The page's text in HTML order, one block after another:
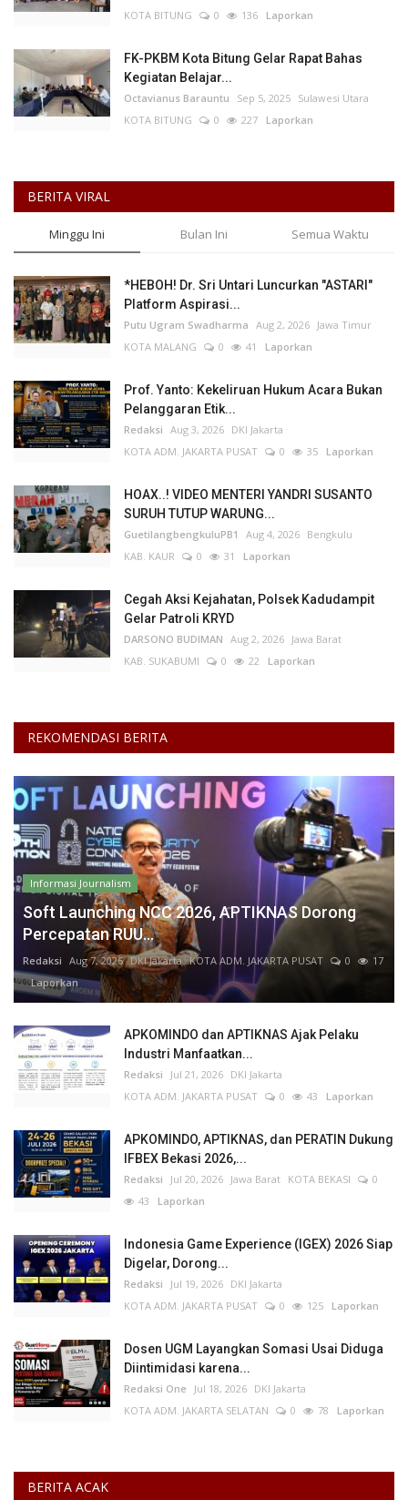
KOTA BITUNG
0 136 Laporkan
FK-PKBM Kota Bitung Gelar Rapat Bahas
Kegiatan Belajar...
Octavianus Barauntu Sep 5, 2025 Sulawesi Utara
KOTA BITUNG
0 227 Laporkan
BERITA VIRAL
Minggu Ini Bulan Ini Semua Waktu
*HEBOH! Dr. Sri Untari Luncurkan "ASTARI"
Platform Aspirasi...
Putu Ugram Swadharma Aug 2, 2026 Jawa Timur
KOTA MALANG
0 41 Laporkan
Prof. Yanto: Kekeliruan Hukum Acara Bukan
Pelanggaran Etik...
Redaksi Aug 3, 2026 DKI Jakarta
KOTA ADM. JAKARTA PUSAT
0 35 Laporkan
HOAX..! VIDEO MENTERI YANDRI SUSANTO
SURUH TUTUP WARUNG...
GuetilangbengkuluPB1 Aug 4, 2026 Bengkulu
KAB. KAUR
0 31 Laporkan
Cegah Aksi Kejahatan, Polsek Kadudampit
Gelar Patroli KRYD
DARSONO BUDIMAN Aug 2, 2026 Jawa Barat
KAB. SUKABUMI
0 22 Laporkan
REKOMENDASI BERITA
Informasi Journalism
Soft Launching NCC 2026, APTIKNAS Dorong
Percepatan RUU...
Redaksi Aug 7, 2026 DKI Jakarta KOTA ADM. JAKARTA PUSAT 0
17
Laporkan
APKOMINDO dan APTIKNAS Ajak Pelaku
Industri Manfaatkan...
Redaksi Jul 21, 2026 DKI Jakarta
KOTA ADM. JAKARTA PUSAT
0 43 Laporkan
APKOMINDO, APTIKNAS, dan PERATIN Dukung
IFBEX Bekasi 2026,...
Redaksi Jul 20, 2026 Jawa Barat KOTA BEKASI
0
43 Laporkan
Indonesia Game Experience (IGEX) 2026 Siap
Digelar, Dorong...
Redaksi Jul 19, 2026 DKI Jakarta
KOTA ADM. JAKARTA PUSAT
0 125 Laporkan
Dosen UGM Layangkan Somasi Usai Diduga
Diintimidasi karena...
Redaksi One Jul 18, 2026 DKI Jakarta
KOTA ADM. JAKARTA SELATAN
0 78 Laporkan
BERITA ACAK